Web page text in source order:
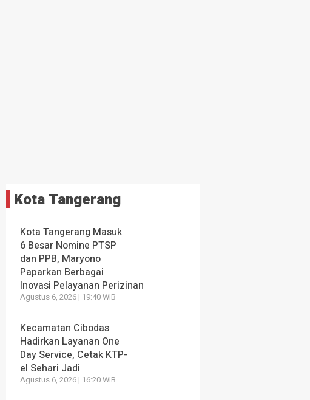
Kota Tangerang
Kota Tangerang Masuk
6 Besar Nomine PTSP
dan PPB, Maryono
Paparkan Berbagai
Inovasi Pelayanan Perizinan
Agustus 6, 2026 | 19:40 WIB
Kecamatan Cibodas
Hadirkan Layanan One
Day Service, Cetak KTP-
el Sehari Jadi
Agustus 6, 2026 | 16:20 WIB